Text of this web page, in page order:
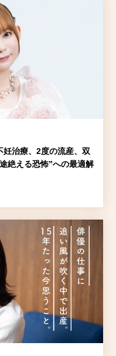
妊治療、2度の流産、双
絶える恐怖”への最適解